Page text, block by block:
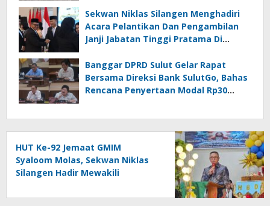
Sekwan Niklas Silangen Menghadiri
Acara Pelantikan Dan Pengambilan
Janji Jabatan Tinggi Pratama Di
Berikan Ucapan Selamat
Banggar DPRD Sulut Gelar Rapat
Bersama Direksi Bank SulutGo, Bahas
Rencana Penyertaan Modal Rp30
HUT Ke-92 Jemaat GMIM
Syaloom Molas, Sekwan Niklas
Silangen Hadir Mewakili